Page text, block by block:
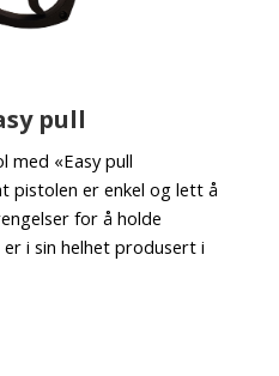
pull
med «Easy pull
pistolen er enkel og lett å
for å holde
i sin helhet produsert i